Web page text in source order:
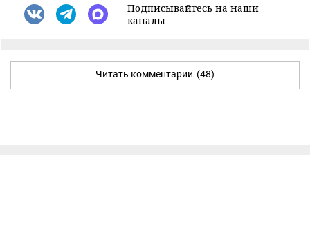
Подписывайтесь на наши
каналы
Читать комментарии (48)